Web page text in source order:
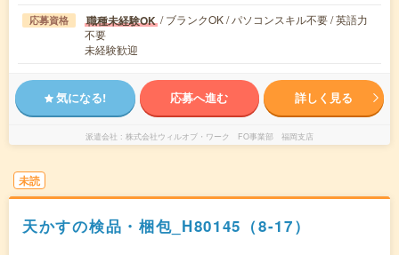
応募資格 職種未経験OK / ブランクOK / パソコンスキル不要 / 英語力
不要
未経験歓迎
気になる! 応募へ進む 詳しく見る
派遣会社 株式会社ウィルオブ・ワーク FO事業部 福岡支店
未読
天かすの検品・梱包_H80145（8-17）